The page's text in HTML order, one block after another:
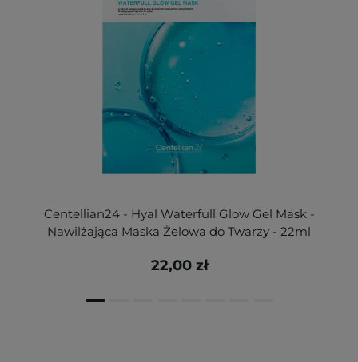
Centellian24 - Hyal Waterfull Glow Gel Mask -
Nawilżająca Maska Żelowa do Twarzy - 22ml
22,00 zł